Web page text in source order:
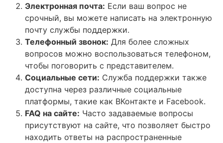
Электронная почта: Если ваш вопрос не
срочный, вы можете написать на электронную
почту службы поддержки.
Телефонный звонок: Для более сложных
вопросов можно воспользоваться телефоном,
чтобы поговорить с представителем.
Социальные сети: Служба поддержки также
доступна через различные социальные
платформы, такие как ВКонтакте и Facebook.
FAQ на сайте: Часто задаваемые вопросы
присутствуют на сайте, что позволяет быстро
находить ответы на распространенные